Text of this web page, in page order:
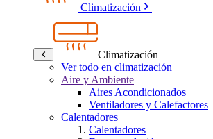
Climatización
Climatización
Ver todo en climatización
Aire y Ambiente
Aires Acondicionados
Ventiladores y Calefactores
Calentadores
Calentadores